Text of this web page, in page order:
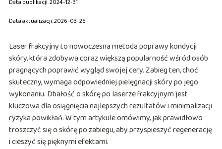
Data publikacji: 2024-12-31
Data aktualizacji: 2026-03-25
Laser frakcyjny to nowoczesna metoda poprawy kondycji
skóry, która zdobywa coraz większą popularność wśród osób
pragnących poprawić wygląd swojej cery. Zabieg ten, choć
skuteczny, wymaga odpowiedniej pielęgnacji skóry po jego
wykonaniu. Dbałość o skórę po laserze frakcyjnym jest
kluczowa dla osiągnięcia najlepszych rezultatów i minimalizacji
ryzyka powikłań. W tym artykule omówimy, jak prawidłowo
troszczyć się o skórę po zabiegu, aby przyspieszyć regenerację
i cieszyć się pięknymi efektami.